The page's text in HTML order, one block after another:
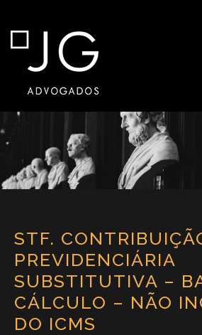
STF.
PREVIDENCIÁRIA
SUBSTITUTIVA –
CÁLCULO – NÃO
DO ICMS